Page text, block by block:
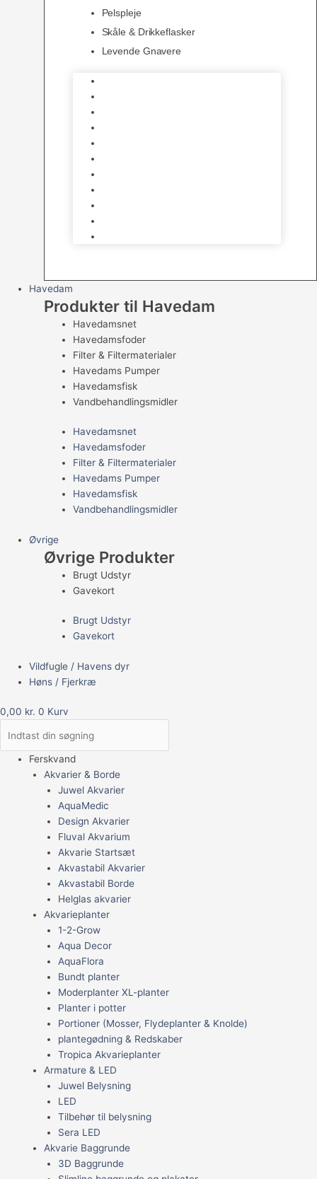
Pelspleje
Skåle & Drikkeflasker
Levende Gnavere
Havedam
Produkter til Havedam
Havedamsnet
Havedamsfoder
Filter & Filtermaterialer
Havedams Pumper
Havedamsfisk
Vandbehandlingsmidler
Havedamsnet
Havedamsfoder
Filter & Filtermaterialer
Havedams Pumper
Havedamsfisk
Vandbehandlingsmidler
Øvrige
Øvrige Produkter
Brugt Udstyr
Gavekort
Brugt Udstyr
Gavekort
Vildfugle / Havens dyr
Høns / Fjerkræ
0,00 kr. 0 Kurv
Ferskvand
Akvarier & Borde
Juwel Akvarier
AquaMedic
Design Akvarier
Fluval Akvarium
Akvarie Startsæt
Akvastabil Akvarier
Akvastabil Borde
Helglas akvarier
Akvarieplanter
1-2-Grow
Aqua Decor
AquaFlora
Bundt planter
Moderplanter XL-planter
Planter i potter
Portioner (Mosser, Flydeplanter & Knolde)
plantegødning & Redskaber
Tropica Akvarieplanter
Armature & LED
Juwel Belysning
LED
Tilbehør til belysning
Sera LED
Akvarie Baggrunde
3D Baggrunde